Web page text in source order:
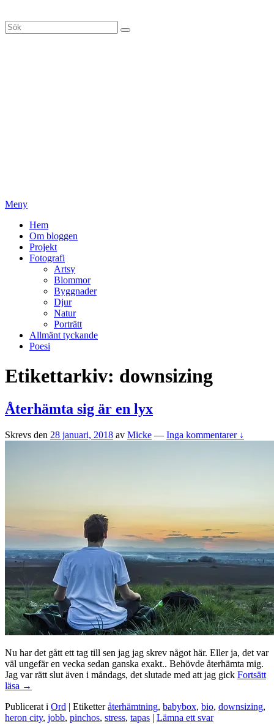
till
innehåll
Sök
efter:
Sök
Meny
Primär
meny
Hem
Om bloggen
Projekt
Fotografi
Artsy
Blommor
Byggnader
Djur
Natur
Porträtt
Allmänt tyckande
Poesi
Etikettarkiv: downsizing
Återhämta sig är en lyx
Skrevs den 28 januari, 2018 av Micke — Inga kommentarer ↓
Nu har det gått ett tag till sen jag jag skrev något här. Eller ja, det var
väl ungefär en vecka sedan ganska exakt.. Behövde återhämta mig.
Jag var rätt slut även i måndags, det slutade med att jag gick Fortsätt
läsa Återhämta
är
en
→
Publicerat i Ord | Etiketter återhämtning, babybox, bio, downsizing,
heron city, jobb, pinchos, stress, tapas | Lämna ett svar